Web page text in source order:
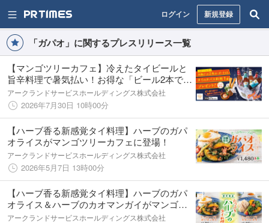
ログイン 新規登録
「ガパオ」に関するプレスリリース一覧
【マンゴツリーカフェ】冷えたタイビールと
旨辛料理で暑気払い！お得な「ビール2本でタ
パス1品プレゼント」キャンペーンも開催！
アークランドサービスホールディングス株式会社
2026年7月30日 10時00分
【ハーブ香る新感覚タイ料理】ハーブのガパ
オライスがマンゴツリーカフェに登場！
アークランドサービスホールディングス株式会社
2026年5月7日 13時00分
【ハーブ香る新感覚タイ料理】ハーブのガパ
オライス＆ハーブのカオマンガイがマンゴツ
リーキッチンに新登場！
アークランドサービスホールディングス株式会社